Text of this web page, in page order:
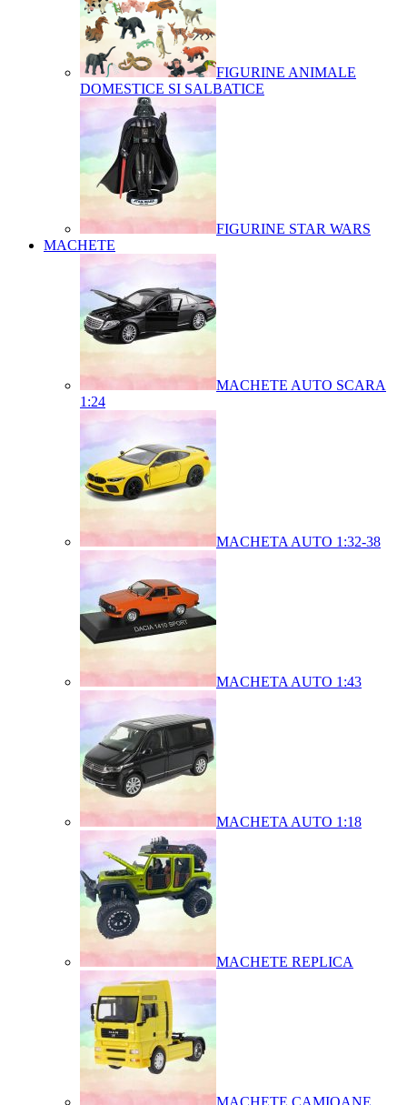
FIGURINE ANIMALE
DOMESTICE SI SALBATICE
FIGURINE STAR WARS
MACHETE
MACHETE AUTO SCARA
1:24
MACHETA AUTO 1:32-38
MACHETA AUTO 1:43
MACHETA AUTO 1:18
MACHETE REPLICA
MACHETE CAMIOANE